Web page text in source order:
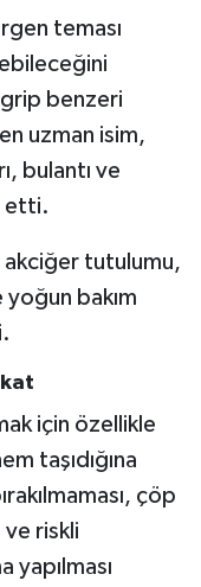
teması
grip benzeri
uzman isim,
bulantı ve
etti.
akciğer tutulumu,
bakım
için özellikle
taşıdığına
çöp
ve riskli